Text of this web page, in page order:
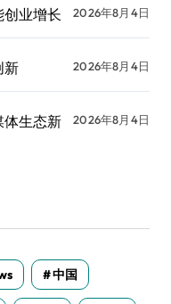
业增长 2026年8月4日
新 2026年8月4日
生态新
2026年8月4日
中国